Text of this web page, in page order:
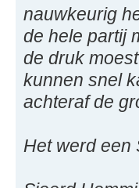
nauwkeurig
de hele partij
de druk
kunnen snel
achteraf de
Het werd een